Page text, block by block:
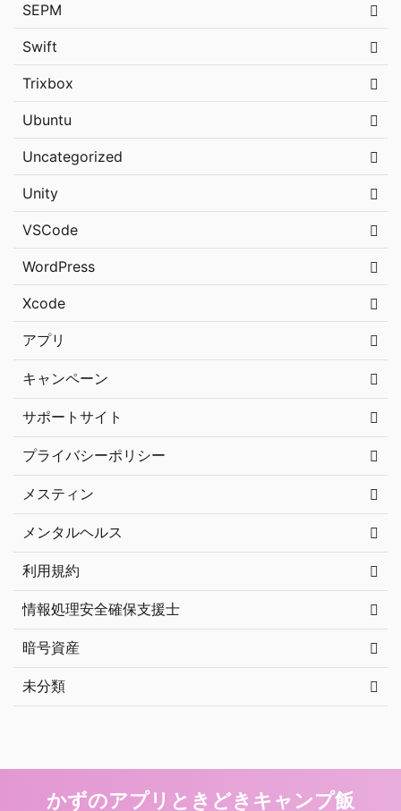
SEPM
Swift
Trixbox
Ubuntu
Uncategorized
Unity
VSCode
WordPress
Xcode
アプリ
キャンペーン
サポートサイト
プライバシーポリシー
メスティン
メンタルヘルス
利用規約
情報処理安全確保支援士
暗号資産
未分類
かずのアプリときどきキャンプ飯